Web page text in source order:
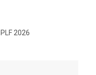
PLF 2026